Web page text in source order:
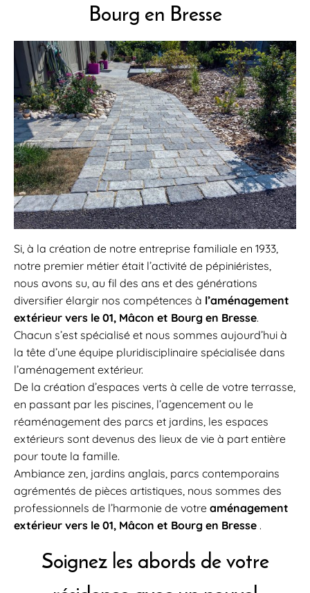
Bourg en Bresse
Si, à la création de notre entreprise familiale en 1933,
notre premier métier était l’activité de pépiniéristes,
nous avons su, au fil des ans et des générations
diversifier élargir nos compétences à l’aménagement
extérieur vers le 01, Mâcon et Bourg en Bresse.
Chacun s’est spécialisé et nous sommes aujourd’hui à
la tête d’une équipe pluridisciplinaire spécialisée dans
l’aménagement extérieur.
De la création d’espaces verts à celle de votre terrasse,
en passant par les piscines, l’agencement ou le
réaménagement des parcs et jardins, les espaces
extérieurs sont devenus des lieux de vie à part entière
pour toute la famille.
Ambiance zen, jardins anglais, parcs contemporains
agrémentés de pièces artistiques, nous sommes des
professionnels de l’harmonie de votre aménagement
extérieur vers le 01, Mâcon et Bourg en Bresse .
Soignez les abords de votre